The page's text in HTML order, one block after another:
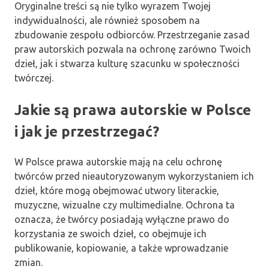
Oryginalne treści są nie tylko wyrazem Twojej
indywidualności, ale również sposobem na
zbudowanie zespołu odbiorców. Przestrzeganie zasad
praw autorskich pozwala na ochronę zarówno Twoich
dzieł, jak i stwarza kulturę szacunku w społeczności
twórczej.
Jakie są prawa autorskie w Polsce
i jak je przestrzegać?
W Polsce prawa autorskie mają na celu ochronę
twórców przed nieautoryzowanym wykorzystaniem ich
dzieł, które mogą obejmować utwory literackie,
muzyczne, wizualne czy multimedialne. Ochrona ta
oznacza, że twórcy posiadają wyłączne prawo do
korzystania ze swoich dzieł, co obejmuje ich
publikowanie, kopiowanie, a także wprowadzanie
zmian.